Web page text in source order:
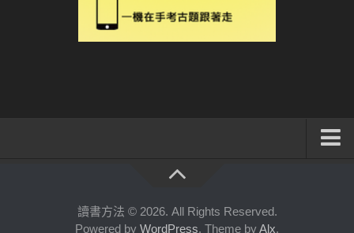
讀書方法 © 2026. All Rights Reserved.
Powered by WordPress. Theme byAlx.